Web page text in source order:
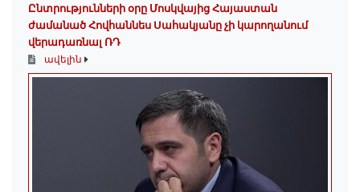
Ընտրությունների օրը Մոսկվայից Հայաստան
ժամանած Հովհաննես Սահակյանը չի կարողանում
վերադառնալ ՌԴ
ավելին